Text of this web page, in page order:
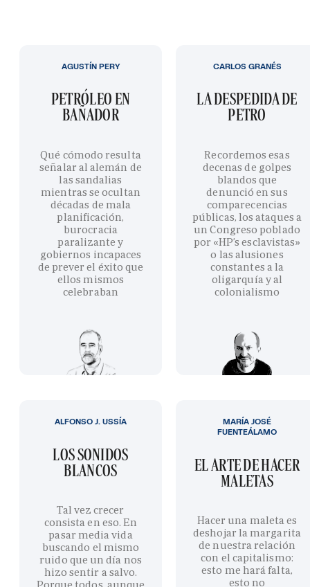
PETRÓLEO EN
BAÑADOR
Qué cómodo resulta
señalar al alemán de
las sandalias
mientras se ocultan
décadas de mala
planificación,
burocracia
paralizante y
gobiernos incapaces
de prever el éxito que
ellos mismos
celebraban
AGUSTÍN PERY
LA DESPEDIDA DE
PETRO
Recordemos esas
decenas de golpes
blandos que
denunció en sus
comparecencias
públicas, los ataques a
un Congreso poblado
por «HP’s esclavistas»
o las alusiones
constantes a la
oligarquía y al
colonialismo
CARLOS GRANÉS
LOS SONIDOS
BLANCOS
Tal vez crecer
consista en eso. En
pasar media vida
buscando el mismo
ruido que un día nos
hizo sentir a salvo.
ALFONSO J. USSÍA
EL ARTE DE HACER
MALETAS
Hacer una maleta es
deshojar la margarita
de nuestra relación
con el capitalismo:
esto me hará falta,
esto no
MARÍA JOSÉ
FUENTEÁLAMO